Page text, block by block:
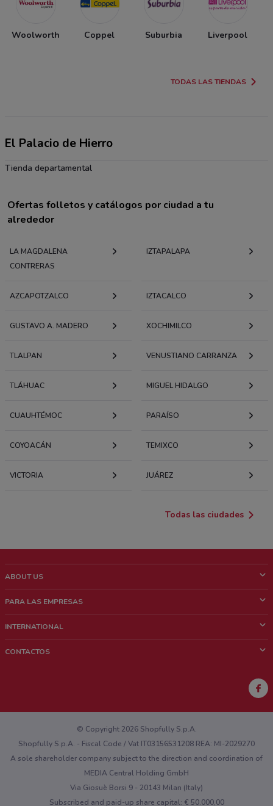
Woolworth Coppel Suburbia Liverpool
TODAS LAS TIENDAS
El Palacio de Hierro
Tienda departamental
Ofertas folletos y catálogos por ciudad a tu
alrededor
LA MAGDALENA
CONTRERAS
IZTAPALAPA
AZCAPOTZALCO IZTACALCO
GUSTAVO A. MADERO XOCHIMILCO
TLALPAN VENUSTIANO CARRANZA
TLÁHUAC MIGUEL HIDALGO
CUAUHTÉMOC PARAÍSO
COYOACÁN TEMIXCO
VICTORIA JUÁREZ
Todas las ciudades
ABOUT US
¿Quiénes Somos?
Trabaja con nosotros
PARA LAS EMPRESAS
Contacto comercial
INTERNATIONAL
CONTACTOS
¿Encontraste un problema en la web o en la aplicación?
© Copyright 2026 Shopfully S.p.A.
Shopfully S.p.A. - Fiscal Code / Vat IT03156531208 REA: MI-2029270
A sole shareholder company subject to the direction and coordination of
MEDIA Central Holding GmbH
Via Giosuè Borsi 9 - 20143 Milan (Italy)
Subscribed and paid-up share capital: € 50.000,00